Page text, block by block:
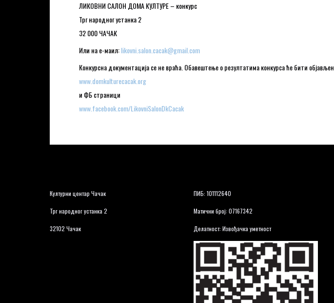
ЛИКОВНИ САЛОН ДОМА КУЛТУРЕ – конкурс
Трг народног устанка 2
32 000 ЧАЧАК
Или на е-маил:likovni.salon.cacak@gmail.com
Конкурсна документација се не враћа. Обавештење о резултатима конкурса ће бити
www.domkulturecacak.org
и ФБ страници
www.facebook.com/LikovniSalonDkCacak
Културни центар Чачак
Трг народног устанка 2
32102 Чачак
ПИБ: 101112640
Матични број: 07167342
Делатност: Извођачка уметност